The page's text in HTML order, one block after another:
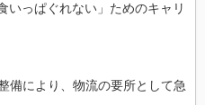
いっぱぐれない」ためのキャリ
備により、物流の要所として急